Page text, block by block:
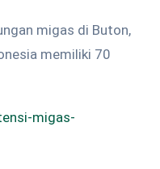
migas di Buton,
memiliki 70
migas-